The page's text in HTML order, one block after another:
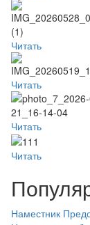
Читать
Читать
Читать
Читать
Наместник